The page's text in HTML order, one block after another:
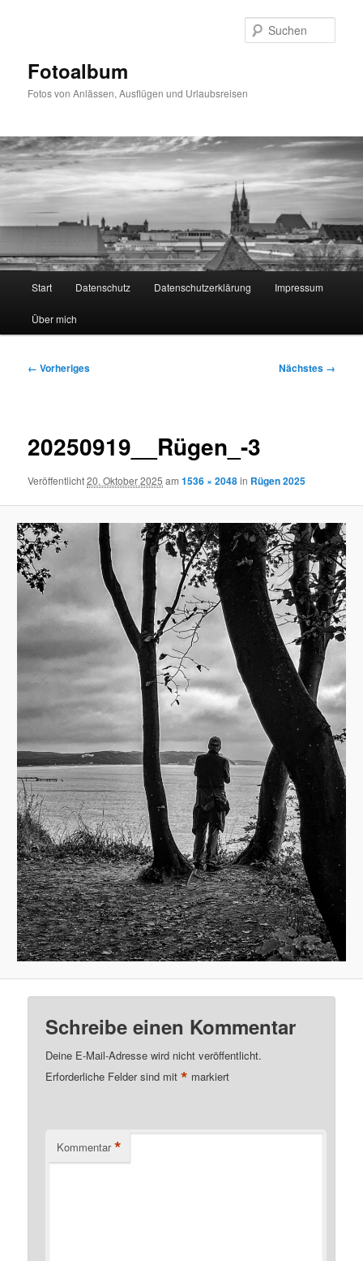
Fotoalbum
Fotos von Anlässen, Ausflügen und Urlaubsreisen
Start Datenschutz Datenschutzerklärung Impressum
Über mich
Bilder-
← Vorheriges Nächstes →
20250919__Rügen_-3
Veröffentlicht20. Oktober 2025 am1536 × 2048in Rügen 2025
Schreibe einen Kommentar
Deine E-Mail-Adresse wird nicht veröffentlicht.
Erforderliche Felder sind mit* markiert
Kommentar *